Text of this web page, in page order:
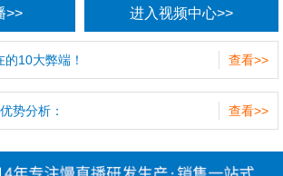
>> 进入视频中心>>
查看>>
10大弊端！
查看>>
势分析：